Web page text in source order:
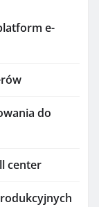
e-
do
center